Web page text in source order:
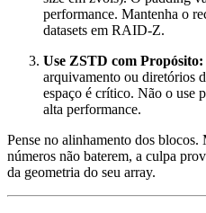
performance. Mantenha o
datasets em RAID-Z.
Use ZSTD com Propósito:
arquivamento ou diretórios
espaço é crítico. Não o use
alta performance.
Pense no alinhamento dos blocos.
números não baterem, a culpa
da geometria do seu array.